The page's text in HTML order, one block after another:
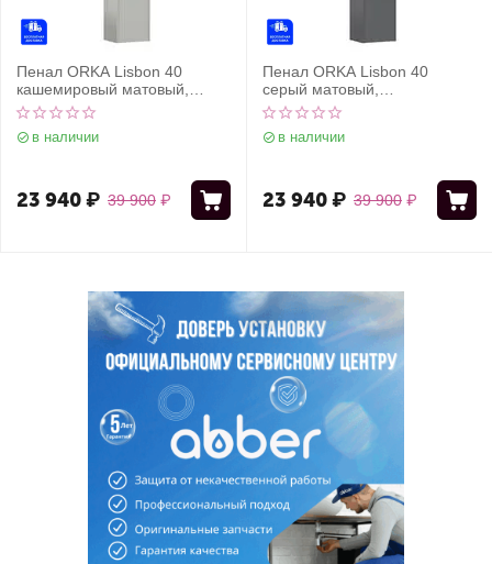
Пенал ORKA Lisbon 40
кашемировый матовый,
универсальный
в наличии
39 900 ₽
23 940₽
Пенал ORKA Lisbon 40
серый матовый,
универсальный
в наличии
39 900 ₽
23 940₽